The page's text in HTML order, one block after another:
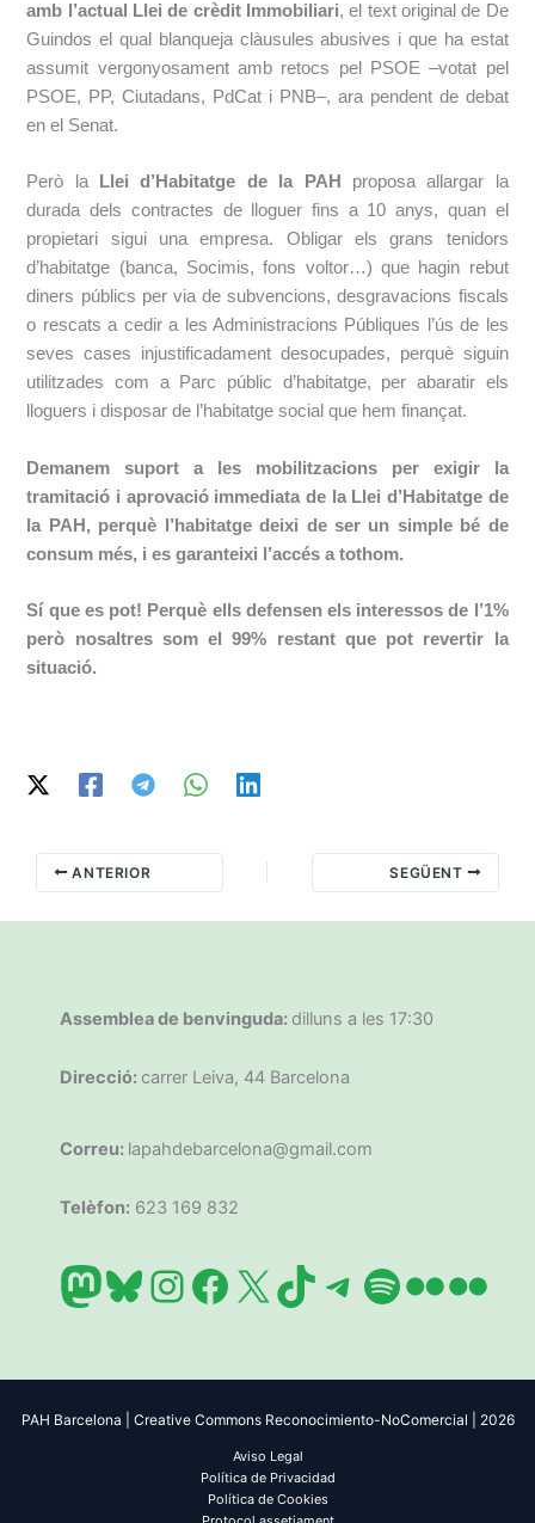
amb l’actual Llei de crèdit Immobiliari, el text original de De
Guindos el qual blanqueja clàusules abusives i que ha estat
assumit vergonyosament amb retocs pel PSOE ‒votat pel
PSOE, PP, Ciutadans, PdCat i PNB‒, ara pendent de debat
en el Senat.
Però la Llei d’Habitatge de la PAH
proposa allargar la
durada dels contractes de lloguer fins a 10 anys, quan el
propietari sigui una empresa. Obligar els grans tenidors
d’habitatge (banca, Socimis, fons voltor…) que hagin rebut
diners públics per via de subvencions, desgravacions fiscals
o rescats a cedir a les Administracions Públiques l’ús de les
seves cases injustificadament desocupades, perquè siguin
utilitzades com a Parc públic d’habitatge, per abaratir els
lloguers i disposar de l’habitatge social que hem finançat.
Demanem suport a les mobilitzacions per exigir la
tramitació i aprovació immediata de la Llei d’Habitatge de
la PAH, perquè l’habitatge deixi de ser un simple bé de
consum més, i es garanteixi l’accés a tothom.
Sí que es pot! Perquè ells defensen els interessos de l’1%
però nosaltres som el 99% restant que pot revertir la
situació.
ANTERIOR SEGÜENT
Assemblea de benvinguda: dilluns a les 17:30
Direcció: carrer Leiva, 44 Barcelona
Correu: lapahdebarcelona@gmail.com
Telèfon: 623 169 832
Mastodon
Bluesky
Instagram
Facebook
X TikTok
Telegram
Spotify
Flickr
PAH Barcelona | Creative Commons Reconocimiento-NoComercial | 2026
Aviso Legal
Política de Privacidad
Política de Cookies